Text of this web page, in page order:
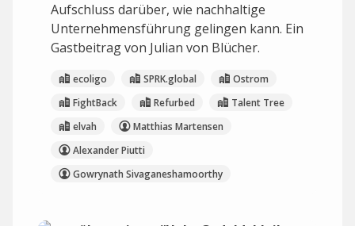
Aufschluss darüber, wie nachhaltige
Unternehmensführung gelingen kann. Ein
Gastbeitrag von Julian von Blücher.
ecoligo SPRK.global
Ostrom
FightBack
Refurbed
Talent Tree
elvah
Matthias Martensen
Alexander Piutti
Gowrynath Sivaganeshamoorthy